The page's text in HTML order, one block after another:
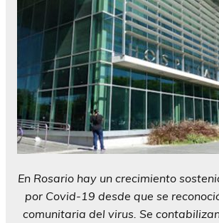
En Rosario hay un crecimiento
por Covid-19 desde que se
comunitaria del virus. Se